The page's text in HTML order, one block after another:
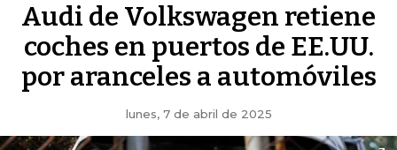
Audi de Volkswagen retiene
coches en puertos de EE.UU.
por aranceles a automóviles
lunes, 7 de abril de 2025